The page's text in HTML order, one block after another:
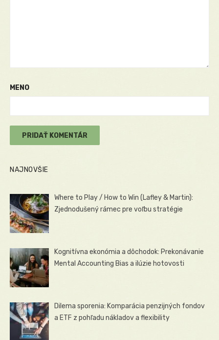
MENO
NAJNOVŠIE
Where to Play / How to Win (Lafley & Martin):
Zjednodušený rámec pre voľbu stratégie
Kognitívna ekonómia a dôchodok: Prekonávanie
Mental Accounting Bias a ilúzie hotovosti
Dilema sporenia: Komparácia penzijných fondov
a ETF z pohľadu nákladov a flexibility